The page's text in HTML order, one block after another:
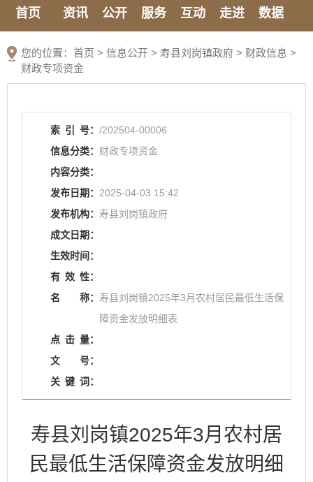
首页 资讯 公开 服务 互动 走进
数据
您的位置： 首页 > 信息公开 > 寿县刘岗镇政府 > 财政信息 >
财政专项资金
索 引 号： /202504-00006
信息分类： 财政专项资金
内容分类：
发布日期： 2025-04-03 15:42
发布机构： 寿县刘岗镇政府
成文日期：
生效时间：
有 效 性：
名
称： 寿县刘岗镇2025年3月农村居民最低生活保
障资金发放明细表
点 击 量：
文
号：
关 键 词：
寿县刘岗镇2025年3月农村居
民最低生活保障资金发放明细